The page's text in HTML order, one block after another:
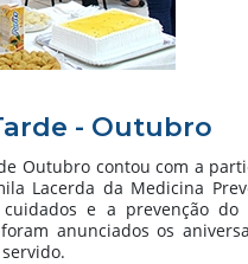
- Outubro
Outubro contou com a
Lacerda da Medicina
e a prevenção do
anunciados os